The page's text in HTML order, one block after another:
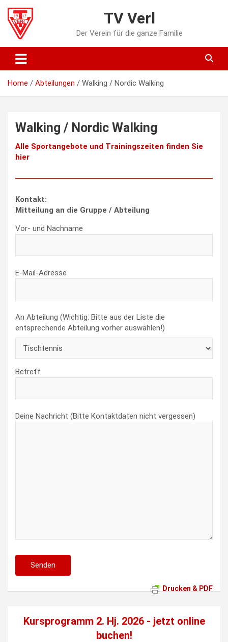
content
TV Verl
Der Verein für die ganze Familie
Home Abteilungen Walking / Nordic Walking
Walking / Nordic Walking
Alle Sportangebote und Trainingszeiten finden Sie
hier
Kontakt:
Mitteilung an die Gruppe / Abteilung
Vor- und Nachname
E-Mail-Adresse
An Abteilung (Wichtig: Bitte aus der Liste die
entsprechende Abteilung vorher auswählen!)
Betreff
Deine Nachricht (Bitte Kontaktdaten nicht vergessen)
Drucken & PDF
Kursprogramm 2. Hj. 2026 - jetzt online
buchen!